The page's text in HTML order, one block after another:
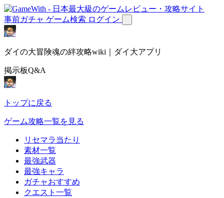
事前ガチャ ゲーム検索 ログイン
ダイの大冒険魂の絆攻略wiki｜ダイ大アプリ
掲示板Q&A
トップに戻る
ゲーム攻略一覧を見る
リセマラ当たり
素材一覧
最強武器
最強キャラ
ガチャおすすめ
クエスト一覧